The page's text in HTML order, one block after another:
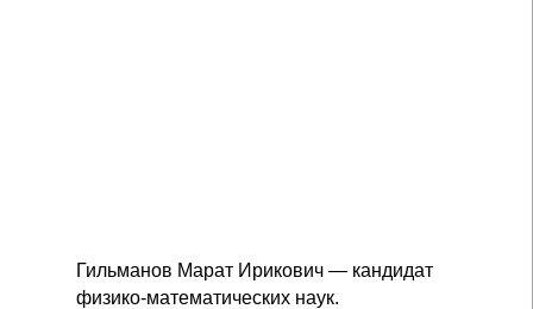
Гильманов Марат Ирикович — кандидат
физико-математических наук.